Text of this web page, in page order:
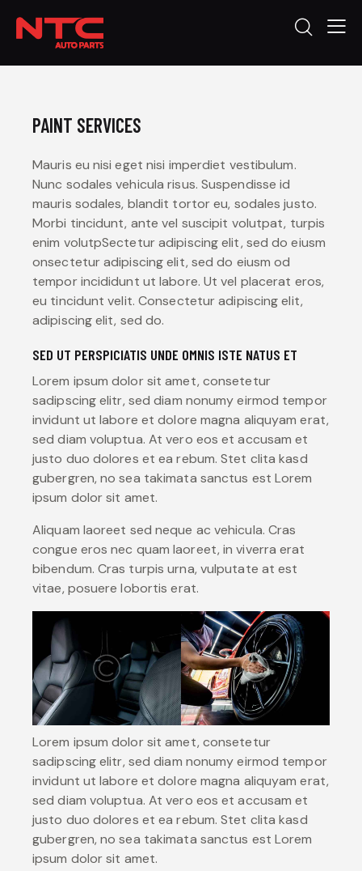
PAINT SERVICES
Mauris eu nisi eget nisi imperdiet vestibulum.
Nunc sodales vehicula risus. Suspendisse id
mauris sodales, blandit tortor eu, sodales justo.
Morbi tincidunt, ante vel suscipit volutpat, turpis
enim volutpSectetur adipiscing elit, sed do eiusm
onsectetur adipiscing elit, sed do eiusm od
tempor incididunt ut labore. Ut vel placerat eros,
eu tincidunt velit. Consectetur adipiscing elit,
adipiscing elit, sed do.
SED UT PERSPICIATIS UNDE OMNIS ISTE NATUS ET
Lorem ipsum dolor sit amet, consetetur
sadipscing elitr, sed diam nonumy eirmod tempor
invidunt ut labore et dolore magna aliquyam erat,
sed diam voluptua. At vero eos et accusam et
justo duo dolores et ea rebum. Stet clita kasd
gubergren, no sea takimata sanctus est Lorem
ipsum dolor sit amet.
Aliquam laoreet sed neque ac vehicula. Cras
congue eros nec quam laoreet, in viverra erat
bibendum. Cras turpis urna, vulputate at est
vitae, posuere lobortis erat.
Lorem ipsum dolor sit amet, consetetur
sadipscing elitr, sed diam nonumy eirmod tempor
invidunt ut labore et dolore magna aliquyam erat,
sed diam voluptua. At vero eos et accusam et
justo duo dolores et ea rebum. Stet clita kasd
gubergren, no sea takimata sanctus est Lorem
ipsum dolor sit amet.